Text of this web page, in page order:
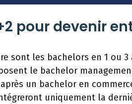
pour devenir
sont les bachelors en 1 ou 3
le bachelor
un bachelor en
uniquement la